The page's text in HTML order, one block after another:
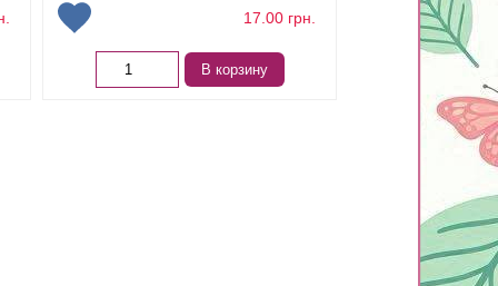
17.00 грн.
В корзину